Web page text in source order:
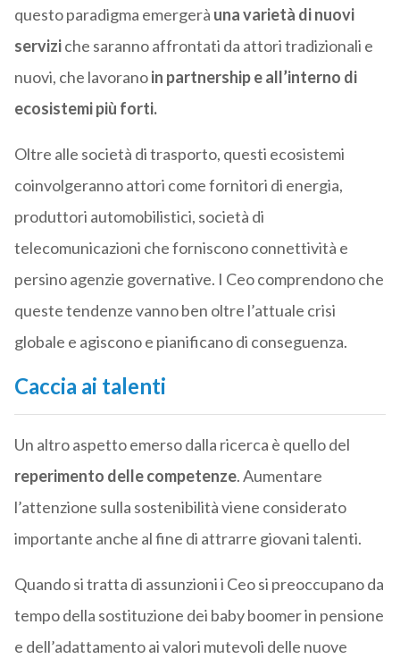
questo paradigma emergerà una varietà di nuovi
serviziche saranno affrontati da attori tradizionali e
nuovi, che lavoranoin partnership e all’interno di
ecosistemi più forti.
Oltre alle società di trasporto, questi ecosistemi
coinvolgeranno attori come fornitori di energia,
produttori automobilistici, società di
telecomunicazioni che forniscono connettività e
persino agenzie governative. I Ceo comprendono che
queste tendenze vanno ben oltre l’attuale crisi
globale e agiscono e pianificano di conseguenza.
Caccia ai talenti
Un altro aspetto emerso dalla ricerca è quello del
reperimento delle competenze. Aumentare
l’attenzione sulla sostenibilità viene considerato
importante anche al fine di attrarre giovani talenti.
Quando si tratta di assunzioni i Ceo si preoccupano da
tempo della sostituzione dei baby boomer in pensione
e dell’adattamento ai valori mutevoli delle nuove